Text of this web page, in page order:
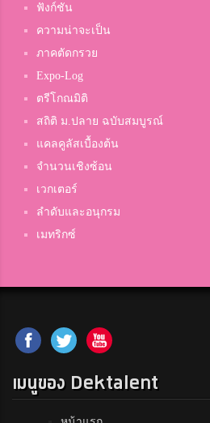
ฟังก์ชัน
ความน่าจะเป็น
ภาคตัดกรวย
Expo-Log
ตรีโกณมิติ
สถิติ ม.ปลาย ฉบับสมบูรณ์
แคลคูลัสเบื้องต้น
จำนวนเชิงซ้อน
เวกเตอร์
ลำดับและอนุกรม
เมทริกซ์
เมนูของ Dektalent